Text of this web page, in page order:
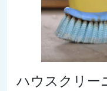
ハウスクリー